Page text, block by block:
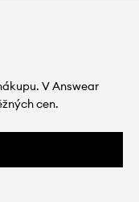
V Answear
cen.